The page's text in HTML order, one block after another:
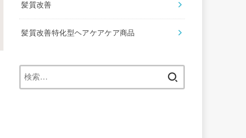
髪質改善
髪質改善特化型ヘアケアケア商品